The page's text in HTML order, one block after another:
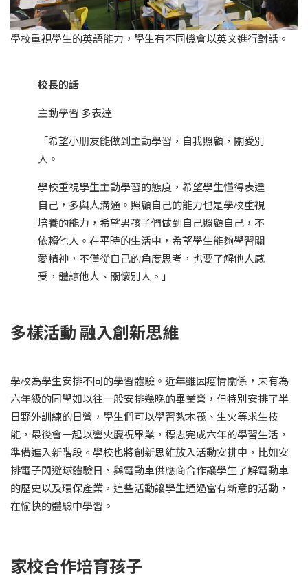
學校重視學生的英語能力，學生有不同機會以英文進行對話。
校長的話
主動學習 多表達
「希望小朋友能做到主動學習，自我照顧，關愛別
人。
學校重視學生主動學習的態度，希望學生懂得表達
自己，多與人溝通。照顧自己的能力也是學校重視
培養的能力，希望男孩子們做到自己照顧自己，不
依賴他人。在平時的生活中，希望學生能夠學習關
愛精神，不僅從自己的角度思考，也要了解他人感
受，體諒他人、關懷別人。」
多樣活動 融入創新思維
學校為學生安排不同的學習體驗。近年雖因疫情關係，未有為
六年級的同學如以往一般安排幾晚的畢業營，但特別安排了半
日野外訓練的日營，學生們可以學習紮木筏、生火等求生技
能，最後會一起以營火慶祝畢業，標志完成六年的學習生活，
準備進入新階段。學校也將創新思維放入活動安排中，比如安
排電子閃避球體驗日、與電動車供應商合作讓學生了解電動車
的歷史以及環保產業，這些活動讓學生通過富有新意的活動，
在愉快的體驗中學習。
家校合作培育孩子